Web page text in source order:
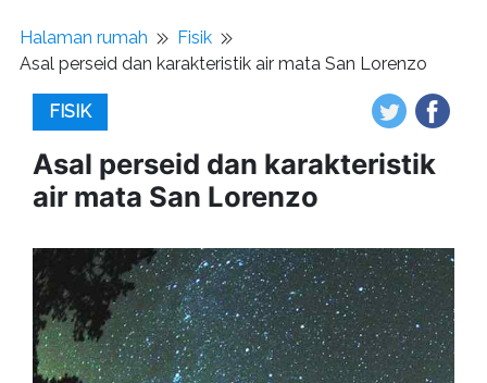
Halaman rumah
Fisik
Asal perseid dan karakteristik air mata San Lorenzo
FISIK
Asal perseid dan karakteristik
air mata San Lorenzo